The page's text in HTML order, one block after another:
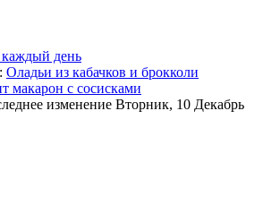
день
Оладьи из кабачков и брокколи
макарон с сосисками
изменение Вторник, 10 Декабрь